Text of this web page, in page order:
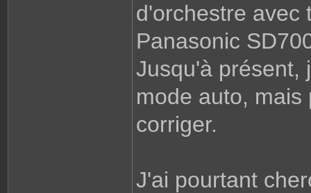
d'orchestre avec
Panasonic
Jusqu'à présent,
mode auto,
corriger.
J'ai pourtant